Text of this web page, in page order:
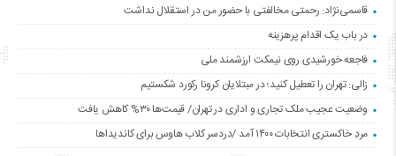
قاسمی‌نژاد: رحمتی مخالفتی با حضور من در استقلال نداشت
در باب یک اقدام پرهزینه
فاجعه خورشیدی روی نیمکت ارزشمند ملی
زالی: تهران را تعطیل کنید؛ در مبتلایان کرونا رکورد شکستیم
وضعیت عجیب ملک تجاری و اداری در تهران/ قیمت‌ها ۳۰% کاهش یافت
مردِ خاکستری انتخابات ۱۴۰۰ آمد /دردسر کلاب هاوس برای کاندیداها